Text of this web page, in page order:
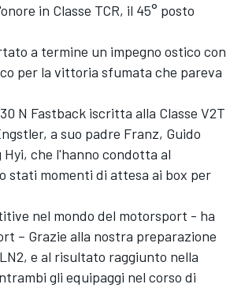
in Classe TCR, il 45° posto
a termine un impegno ostico con
per la vittoria sfumata che pareva
N Fastback iscritta alla Classe V2T
a suo padre Franz, Guido
Hyi, che l'hanno condotta al
stati momenti di attesa ai box per
nel mondo del motorsport - ha
– Grazie alla nostra preparazione
e al risultato raggiunto nella
gli equipaggi nel corso di